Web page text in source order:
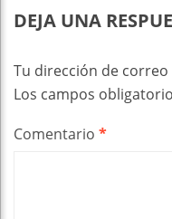
DEJA UNA
Tu dirección de
Los campos
Comentario *